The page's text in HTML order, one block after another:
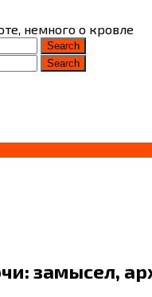
немного о кровле
замысел,